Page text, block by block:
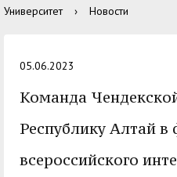
организация высшей
Образовательный
модуль «Обучение
Университет › Новости
05.06.2023
Команда
Республику Алтай в
всероссийского